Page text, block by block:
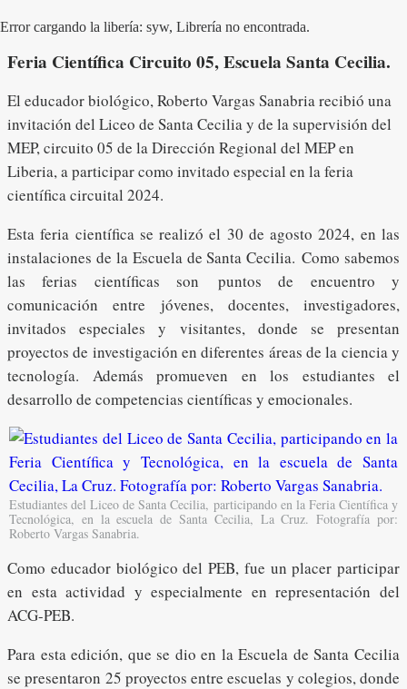
Error cargando la libería: syw, Librería no encontrada.
Feria Científica Circuito 05, Escuela Santa Cecilia.
El educador biológico, Roberto Vargas Sanabria recibió una
invitación del Liceo de Santa Cecilia y de la supervisión del
MEP, circuito 05 de la Dirección Regional del MEP en
Liberia, a participar como invitado especial en la feria
científica circuital 2024.
Esta feria científica se realizó el 30 de agosto 2024, en las
instalaciones de la Escuela de Santa Cecilia. Como sabemos
las ferias científicas son puntos de encuentro y
comunicación entre jóvenes, docentes, investigadores,
invitados especiales y visitantes, donde se presentan
proyectos de investigación en diferentes áreas de la ciencia y
tecnología. Además promueven en los estudiantes el
desarrollo de competencias científicas y emocionales.
Estudiantes del Liceo de Santa Cecilia, participando en la Feria Científica y
Tecnológica, en la escuela de Santa Cecilia, La Cruz. Fotografía por:
Roberto Vargas Sanabria.
Como educador biológico del PEB, fue un placer participar
en esta actividad y especialmente en representación del
ACG-PEB.
Para esta edición, que se dio en la Escuela de Santa Cecilia
se presentaron 25 proyectos entre escuelas y colegios, donde